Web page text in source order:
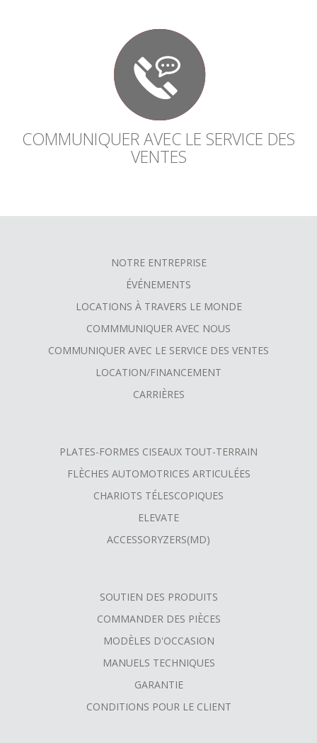
COMMUNIQUER AVEC LE SERVICE DES
VENTES
MENU
NOTRE ENTREPRISE
ÉVÉNEMENTS
LOCATIONS À TRAVERS LE MONDE
COMMMUNIQUER AVEC NOUS
COMMUNIQUER AVEC LE SERVICE DES VENTES
LOCATION/FINANCEMENT
CARRIÈRES
PLATES-FORMES CISEAUX TOUT-TERRAIN
FLÈCHES AUTOMOTRICES ARTICULÉES
CHARIOTS TÉLESCOPIQUES
ELEVATE
ACCESSORYZERS(MD)
SOUTIEN DES PRODUITS
COMMANDER DES PIÈCES
MODÈLES D'OCCASION
MANUELS TECHNIQUES
GARANTIE
CONDITIONS POUR LE CLIENT